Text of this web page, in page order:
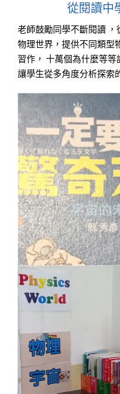
從閱讀中
老師鼓勵同學不斷閱讀
物理世界，提供不同類型
習作， 十萬個為什麼等等
讓學生從多角度分析探索